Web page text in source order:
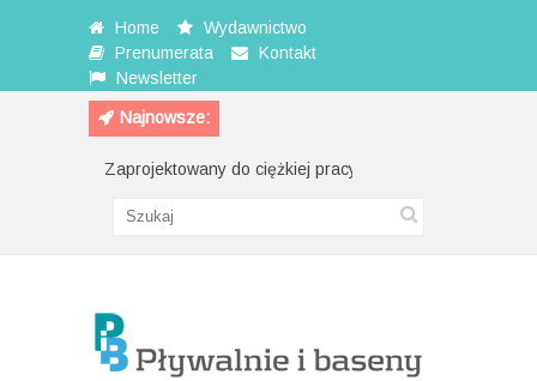
Home
Wydawnictwo
Prenumerata
Kontakt
Newsletter
Najnowsze:
Zaprojektowany do ciężkiej pracy